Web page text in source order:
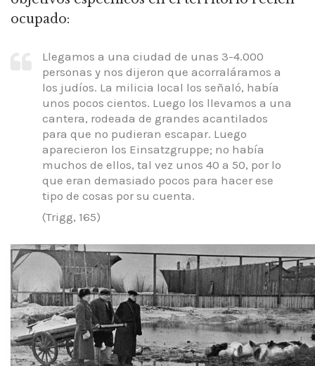
ocupado:
Llegamos a una ciudad de unas 3-4.000
personas y nos dijeron que acorraláramos a
los judíos. La milicia local los señaló, había
unos pocos cientos. Luego los llevamos a una
cantera, rodeada de grandes acantilados
para que no pudieran escapar. Luego
aparecieron los Einsatzgruppe; no había
muchos de ellos, tal vez unos 40 a 50, por lo
que eran demasiado pocos para hacer ese
tipo de cosas por su cuenta.
(Trigg, 165)